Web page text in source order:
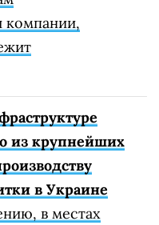
компании,
из крупнейших
в Украине
в местах